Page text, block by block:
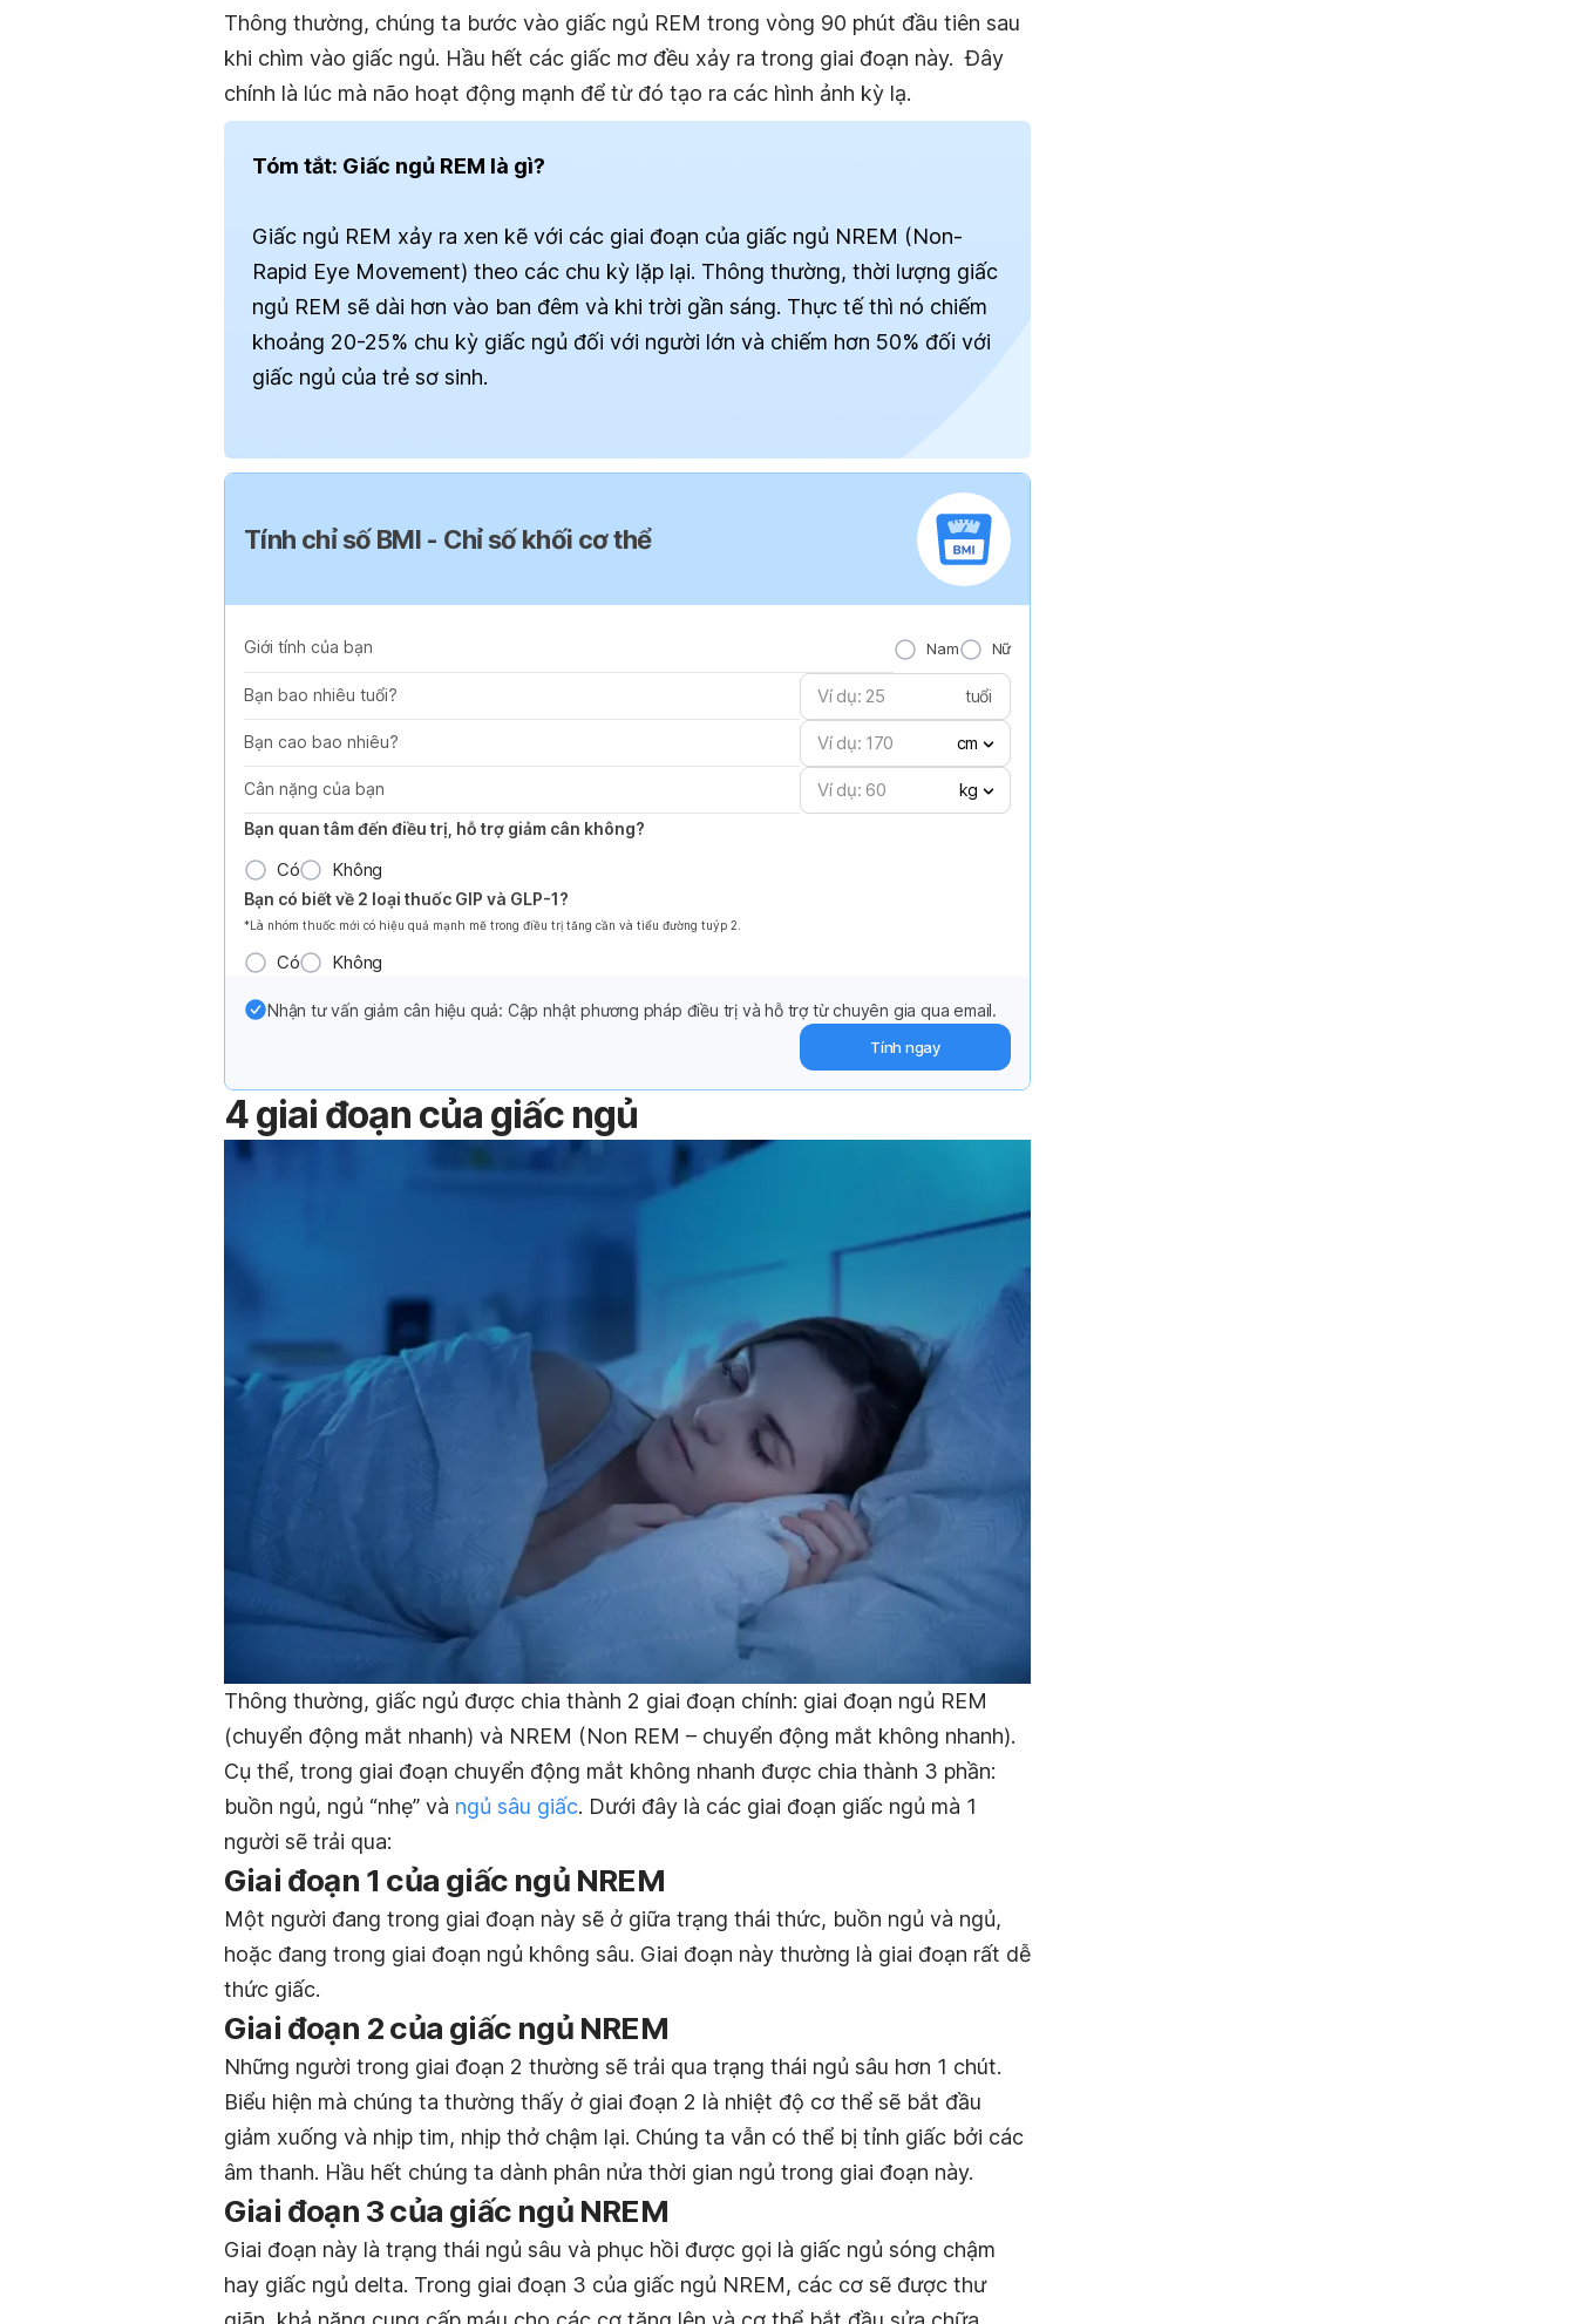
Thông thường, chúng ta bước vào giấc ngủ REM trong vòng 90 phút đầu tiên sau
khi chìm vào giấc ngủ. Hầu hết các giấc mơ đều xảy ra trong giai đoạn này. Đây
chính là lúc mà não hoạt động mạnh để từ đó tạo ra các hình ảnh kỳ lạ.
Tóm tắt: Giấc ngủ REM là gì?
Giấc ngủ REM xảy ra xen kẽ với các giai đoạn của giấc ngủ NREM (Non-
Rapid Eye Movement) theo các chu kỳ lặp lại. Thông thường, thời lượng giấc
ngủ REM sẽ dài hơn vào ban đêm và khi trời gần sáng. Thực tế thì nó chiếm
khoảng 20-25% chu kỳ giấc ngủ đối với người lớn và chiếm hơn 50% đối với
giấc ngủ của trẻ sơ sinh.
Tính chỉ số BMI - Chỉ số khối cơ thể
Giới tính của bạn Nam Nữ
Bạn bao nhiêu tuổi? tuổi
Bạn cao bao nhiêu? cm
Cân nặng của bạn
kg
Bạn quan tâm đến điều trị, hỗ trợ giảm cân không?
Có Không
Bạn có biết về 2 loại thuốc GIP và GLP-1?
*Là nhóm thuốc mới có hiệu quả mạnh mẽ trong điều trị tăng cần và tiểu đường tuýp 2.
Có Không
Nhận tư vấn giảm cân hiệu quả: Cập nhật phương pháp điều trị và hỗ trợ từ chuyên gia qua email.
Tính ngay
4 giai đoạn của giấc ngủ
Thông thường, giấc ngủ được chia thành 2 giai đoạn chính: giai đoạn ngủ REM
(chuyển động mắt nhanh) và NREM (Non REM – chuyển động mắt không nhanh).
Cụ thể, trong giai đoạn chuyển động mắt không nhanh được chia thành 3 phần:
buồn ngủ, ngủ “nhẹ” và ngủ sâu giấc. Dưới đây là các giai đoạn giấc ngủ mà 1
người sẽ trải qua:
Giai đoạn 1 của giấc ngủ NREM
Một người đang trong giai đoạn này sẽ ở giữa trạng thái thức, buồn ngủ và ngủ,
hoặc đang trong giai đoạn ngủ không sâu. Giai đoạn này thường là giai đoạn rất dễ
thức giấc.
Giai đoạn 2 của giấc ngủ NREM
Những người trong giai đoạn 2 thường sẽ trải qua trạng thái ngủ sâu hơn 1 chút.
Biểu hiện mà chúng ta thường thấy ở giai đoạn 2 là nhiệt độ cơ thể sẽ bắt đầu
giảm xuống và nhịp tim, nhịp thở chậm lại. Chúng ta vẫn có thể bị tỉnh giấc bởi các
âm thanh. Hầu hết chúng ta dành phân nửa thời gian ngủ trong giai đoạn này.
Giai đoạn 3 của giấc ngủ NREM
Giai đoạn này là trạng thái ngủ sâu và phục hồi được gọi là giấc ngủ sóng chậm
hay giấc ngủ delta. Trong giai đoạn 3 của giấc ngủ NREM, các cơ sẽ được thư